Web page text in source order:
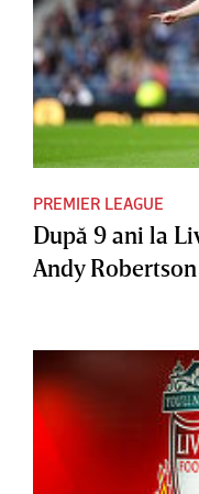
PREMIER LEAGUE
După 9 ani la
Andy